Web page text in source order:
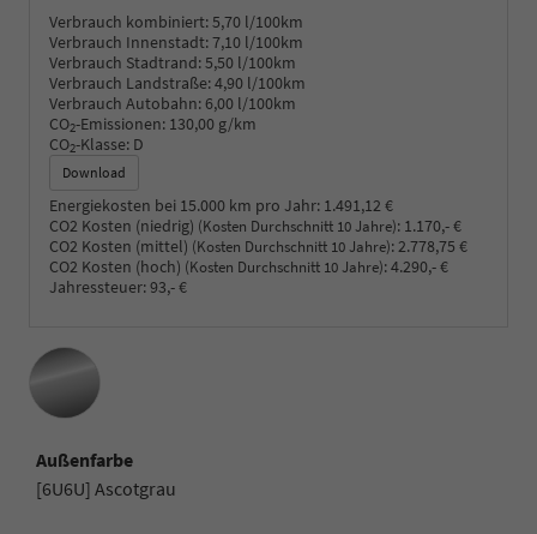
Verbrauch kombiniert:5,70 l/100km
Verbrauch Innenstadt:7,10 l/100km
Verbrauch Stadtrand:5,50 l/100km
Verbrauch Landstraße:4,90 l/100km
Verbrauch Autobahn: 6,00 l/100km
CO2-Emissionen: 130,00 g/km
CO2-Klasse: D
Download
Energiekosten bei 15.000 km pro Jahr: 1.491,12 €
CO2 Kosten (niedrig) (Kosten Durchschnitt 10 Jahre): 1.170,- €
CO2 Kosten (mittel) (Kosten Durchschnitt 10 Jahre): 2.778,75 €
CO2 Kosten (hoch) (Kosten Durchschnitt 10 Jahre):4.290,- €
Jahressteuer:93,- €
Außenfarbe
[6U6U] Ascotgrau